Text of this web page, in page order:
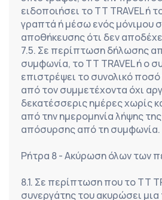
ειδοποιήσει το TT TRAVEL ή
γραπτά ή μέσω ενός μόνιμου
αποθήκευσης ότι δεν
7.5. Σε περίπτωση δήλωσης
συμφωνία, το TT TRAVEL ή ο
επιστρέψει το συνολικό
από τον συμμετέχοντα όχι
δεκατέσσερις ημέρες χωρίς
από την ημερομηνία λήψης
απόσυρσης από τη συμφωνία.
Ρήτρα 8 - Ακύρωση όλων των
8.1. Σε περίπτωση που το TT
συνεργάτης του ακυρώσει μια